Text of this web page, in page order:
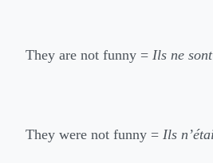
They are not funny = Ils ne
They were not funny = Ils